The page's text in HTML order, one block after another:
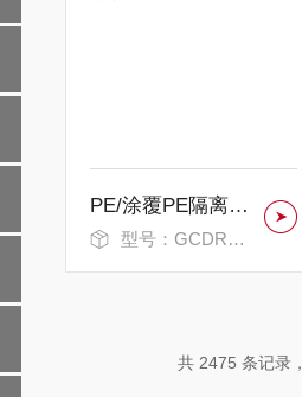
PE/涂覆PE隔离膜电弱点测试仪
型号：GCDRD-1500
共 2475 条记录